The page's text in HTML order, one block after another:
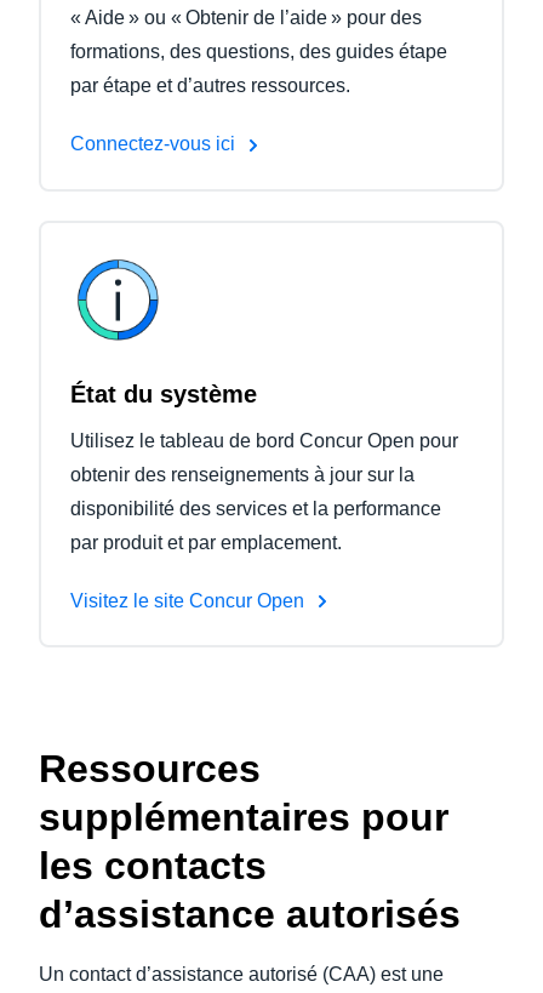
« Aide » ou « Obtenir de l’aide » pour des
formations, des questions, des guides étape
par étape et d’autres ressources.
Connectez-vous ici
État du système
Utilisez le tableau de bord Concur Open pour
obtenir des renseignements à jour sur la
disponibilité des services et la performance
par produit et par emplacement.
Visitez le site Concur Open
Ressources
supplémentaires pour
les contacts
d’assistance autorisés
Un contact d’assistance autorisé (CAA) est une